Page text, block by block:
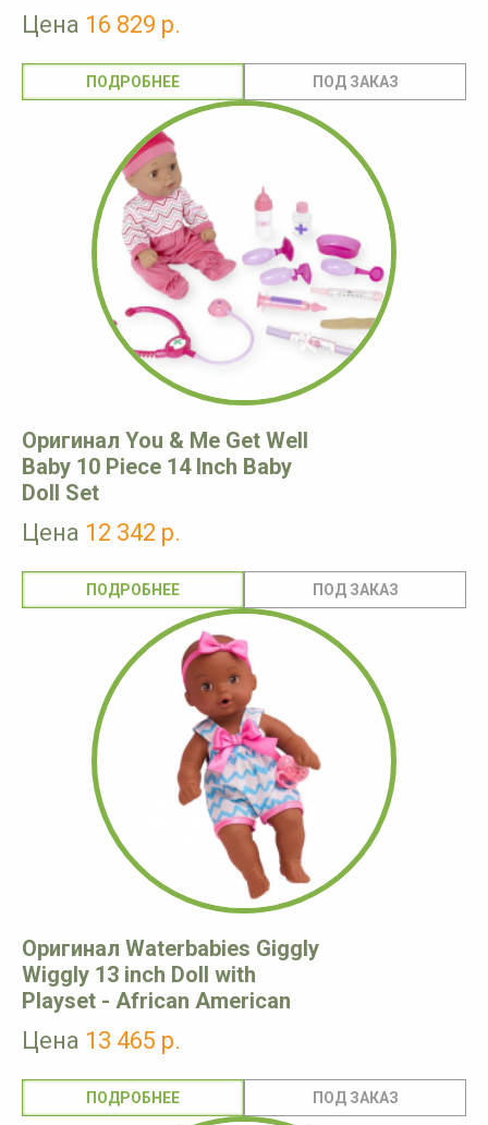
Цена 16 829 р.
ПОДРОБНЕЕ
Оригинал You & Me Get Well
Baby 10 Piece 14 Inch Baby
Doll Set
Цена 12 342 р.
ПОДРОБНЕЕ
Оригинал Waterbabies Giggly
Wiggly 13 inch Doll with
Playset - African American
Цена 13 465 р.
ПОДРОБНЕЕ